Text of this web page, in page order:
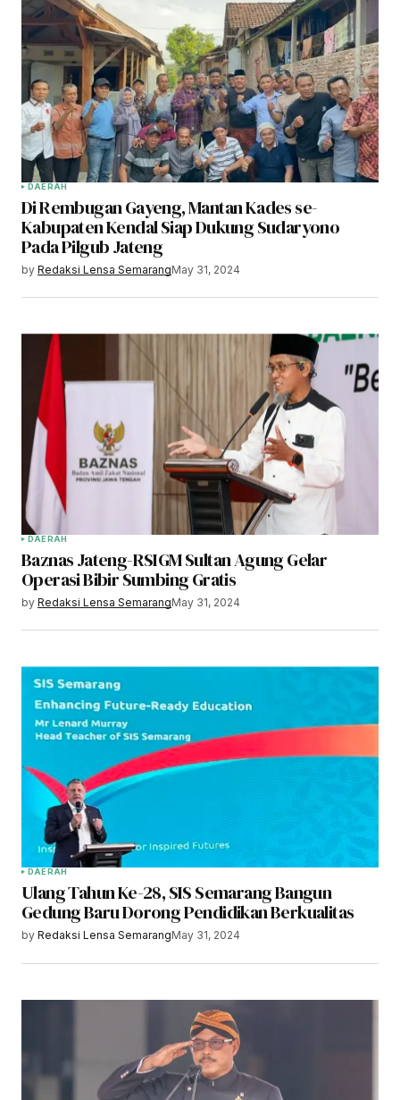
DAERAH
Di Rembugan Gayeng, Mantan Kades se-
Kabupaten Kendal Siap Dukung Sudaryono
Pada Pilgub Jateng
by Redaksi Lensa SemarangMay 31, 2024
DAERAH
Baznas Jateng-RSIGM Sultan Agung Gelar
Operasi Bibir Sumbing Gratis
by Redaksi Lensa SemarangMay 31, 2024
DAERAH
Ulang Tahun Ke-28, SIS Semarang Bangun
Gedung Baru Dorong Pendidikan Berkualitas
by Redaksi Lensa SemarangMay 31, 2024